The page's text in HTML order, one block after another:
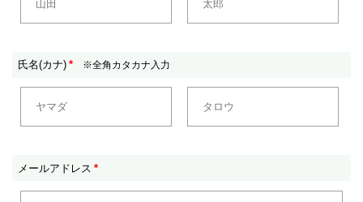
氏名(カナ) * ※全角カタカナ入力
メールアドレス *